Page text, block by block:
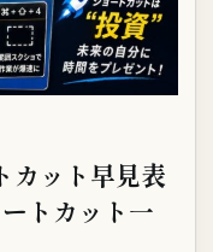
カット早見表
トカット一